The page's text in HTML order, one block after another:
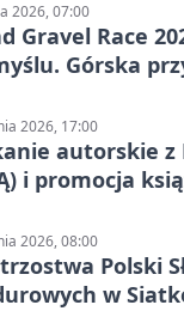
2026, 07:00
Gravel Race
Górska
2026, 17:00
autorskie z
i promocja
2026, 08:00
Polski
w